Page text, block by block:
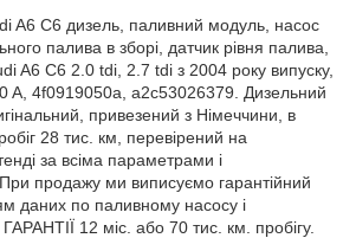
A6 C6 дизель, паливний модуль, насос
палива в зборі, датчик рівня палива,
A6 C6 2.0 tdi, 2.7 tdi з 2004 року випуску,
A, 4f0919050a, a2c53026379. Дизельний
привезений з Німеччини, в
28 тис. км, перевірений на
за всіма параметрами і
продажу ми виписуємо гарантійний
даних по паливному насосу і
12 міс. або 70 тис. км. пробігу.